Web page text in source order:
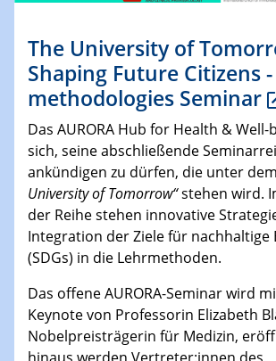
The University of
Shaping Future Citizens -
methodologies Seminar
Das AURORA Hub for Health & Well-
ankündigen zu dürfen, die unter
University of Tomorrow“ stehen wird.
der Reihe stehen innovative